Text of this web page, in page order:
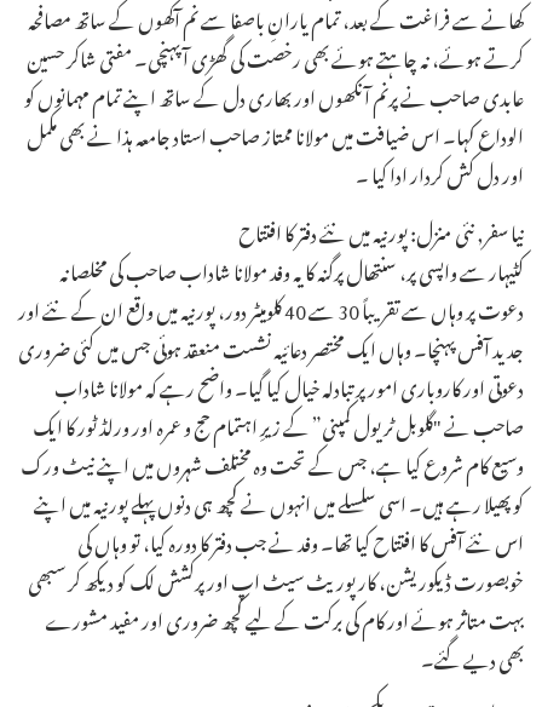
کھانے سے فراغت کے بعد، تمام یارانِ باصفا سے نم آکھوں کے ساتھ مصافحہ
کرتے ہوئے، نہ چاہتے ہوئے بھی رخصت کی گھڑی آ پہنچی۔ مفتی شاکر حسین
عابدی صاحب نے پرنم آنکھوں اور بھاری دل کے ساتھ اپنے تمام مہمانوں کو
الوداع کہا۔ اس ضیافت میں مولانا ممتاز صاحب استاد جامعہ ہذا نے بھی مکمل
اور دل کش کردار ادا کیا ۔
نیا سفر, نئی منزل: پورنیہ میں نئے دفتر کا افتتاح
کٹیہار سے واپسی پر، سنتھال پرگنہ کا یہ وفد مولانا شاداب صاحب کی مخلصانہ
دعوت پر وہاں سے تقریباً 30 سے 40 کلومیٹر دور، پورنیہ میں واقع ان کے نئے اور
جدید آفس پہنچا۔ وہاں ایک مختصر دعائیہ نشست منعقد ہوئی جس میں کئی ضروری
دعوتی اور کاروباری امور پر تبادلہ خیال کیا گیا۔ واضح رہے کہ مولانا شاداب
صاحب نے "گلوبل ٹریول کمپنی” کے زیرِ اہتمام حج و عمرہ اور ورلڈ ٹور کا ایک
وسیع کام شروع کیا ہے، جس کے تحت وہ مختلف شہروں میں اپنے نیٹ ورک
کو پھیلا رہے ہیں۔ اسی سلسلے میں انہوں نے کچھ ہی دنوں پہلے پورنیہ میں اپنے
اس نئے آفس کا افتتاح کیا تھا۔ وفد نے جب دفتر کا دورہ کیا، تو وہاں کی
خوبصورت ڈیکوریشن، کارپوریٹ سیٹ اپ اور پرکشش لک کو دیکھ کر سبھی
بہت متاثر ہوئے اور کام کی برکت کے لیے کچھ ضروری اور مفید مشورے
بھی دیے گئے۔